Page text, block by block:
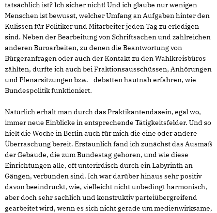
tatsächlich ist? Ich sicher nicht! Und ich glaube nur wenigen
Menschen ist bewusst, welcher Umfang an Aufgaben hinter den
Kulissen für Politiker und Mitarbeiter jeden Tag zu erledigen
sind. Neben der Bearbeitung von Schriftsachen und zahlreichen
anderen Büroarbeiten, zu denen die Beantwortung von
Bürgeranfragen oder auch der Kontakt zu den Wahlkreisbüros
zählten, durfte ich auch bei Fraktionsausschüssen, Anhörungen
und Plenarsitzungen bzw. –debatten hautnah erfahren, wie
Bundespolitik funktioniert.
Natürlich erhält man durch das Praktikantendasein, egal wo,
immer neue Einblicke in entsprechende Tätigkeitsfelder. Und so
hielt die Woche in Berlin auch für mich die eine oder andere
Überraschung bereit. Erstaunlich fand ich zunächst das Ausmaß
der Gebäude, die zum Bundestag gehören, und wie diese
Einrichtungen alle, oft unterirdisch durch ein Labyrinth an
Gängen, verbunden sind. Ich war darüber hinaus sehr positiv
davon beeindruckt, wie, vielleicht nicht unbedingt harmonisch,
aber doch sehr sachlich und konstruktiv parteiübergreifend
gearbeitet wird, wenn es sich nicht gerade um medienwirksame,